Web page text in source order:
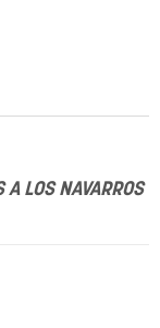
A LOS NAVARROS